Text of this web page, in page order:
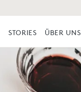
STORIES ÜBER UNS